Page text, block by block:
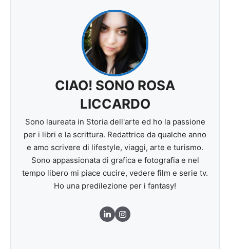
CIAO! SONO ROSA
LICCARDO
Sono laureata in Storia dell'arte ed ho la passione
per i libri e la scrittura. Redattrice da qualche anno
e amo scrivere di lifestyle, viaggi, arte e turismo.
Sono appassionata di grafica e fotografia e nel
tempo libero mi piace cucire, vedere film e serie tv.
Ho una predilezione per i fantasy!